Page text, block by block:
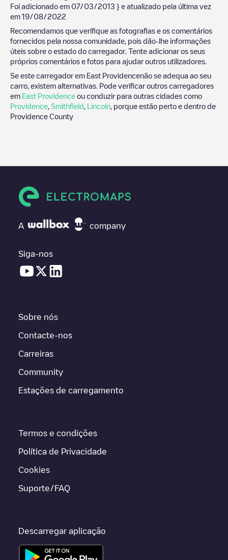
Foi adicionado em 07/03/2013 } e atualizado pela última vez
em 19/08/2022
Recomendamos que verifique as fotografias e os comentários
fornecidos pela nossa comunidade, pois dão-lhe informações
úteis sobre o estado do carregador. Tente adicionar os seus
próprios comentários e fotos para ajudar outros utilizadores.
Se este carregador em East Providencenão se adequa ao seu
carro, existem alternativas. Pode verificar outros carregadores
em East Providence ou conduzir para outras cidades como
Providence Smithfield Lincoln , porque estão perto e dentro de
Providence County
A company
Siga-nos
Sobre nós
Contacte-nos
Carreiras
Community
Estações de carregamento
Termos e condições
Política de Privacidade
Cookies
Suporte/FAQ
Descarregar aplicação